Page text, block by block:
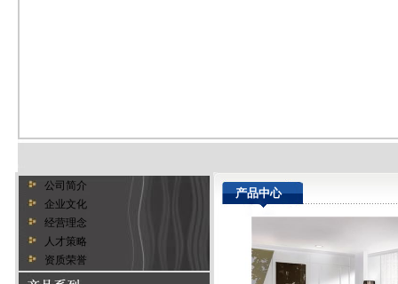
公司简介
企业文化
经营理念
人才策略
资质荣誉
产品中心